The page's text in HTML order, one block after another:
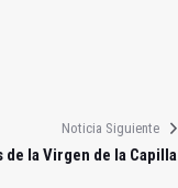
Noticia Siguiente
la Virgen de la Capilla